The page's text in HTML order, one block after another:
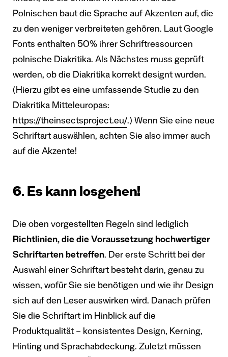
Polnischen baut die Sprache auf Akzenten auf, die
zu den weniger verbreiteten gehören. Laut Google
Fonts enthalten 50% ihrer Schriftressourcen
polnische Diakritika. Als Nächstes muss geprüft
werden, ob die Diakritika korrekt designt wurden.
(Hierzu gibt es eine umfassende Studie zu den
Diakritika Mitteleuropas:
https://theinsectsproject.eu/.) Wenn Sie eine neue
Schriftart auswählen, achten Sie also immer auch
auf die Akzente!
6. Es kann losgehen!
Die oben vorgestellten Regeln sind lediglich
Richtlinien, die die Voraussetzung hochwertiger
Schriftarten betreffen. Der erste Schritt bei der
Auswahl einer Schriftart besteht darin, genau zu
wissen, wofür Sie sie benötigen und wie ihr Design
sich auf den Leser auswirken wird. Danach prüfen
Sie die Schriftart im Hinblick auf die
Produktqualität – konsistentes Design, Kerning,
Hinting und Sprachabdeckung. Zuletzt müssen